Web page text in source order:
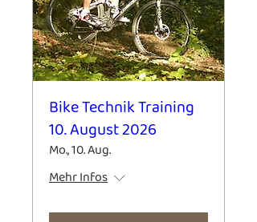
Bike Technik Training
10. August 2026
Mo., 10. Aug.
Mehr Infos